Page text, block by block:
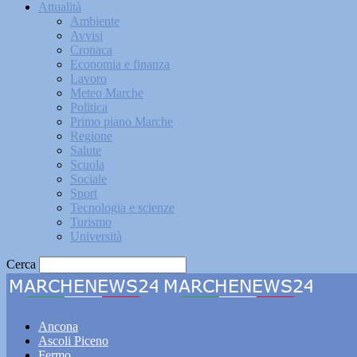
Attualità
Ambiente
Avvisi
Cronaca
Economia e finanza
Lavoro
Meteo Marche
Politica
Primo piano Marche
Regione
Salute
Scuola
Sociale
Sport
Tecnologia e scienze
Turismo
Università
Cerca
Ancona
Ascoli Piceno